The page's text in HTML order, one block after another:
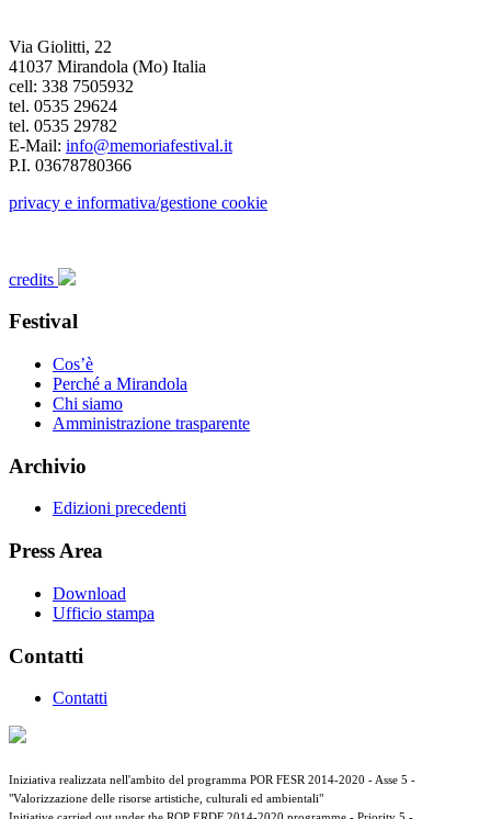
Via Giolitti, 22
41037 Mirandola (Mo) Italia
cell: 338 7505932
tel. 0535 29624
tel. 0535 29782
E-Mail: info@memoriafestival.it
P.I. 03678780366
privacy e informativa/gestione cookie
credits
Festival
Cos’è
Perché a Mirandola
Chi siamo
Amministrazione trasparente
Archivio
Edizioni precedenti
Press Area
Download
Ufficio stampa
Contatti
Contatti
Iniziativa realizzata nell'ambito del programma POR FESR 2014-2020 - Asse 5 -
"Valorizzazione delle risorse artistiche, culturali ed ambientali"